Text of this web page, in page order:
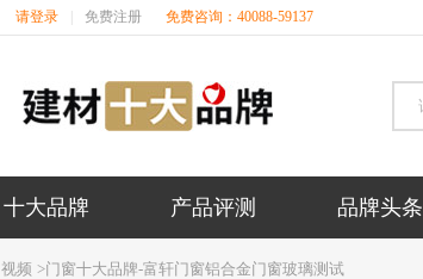
请登录 免费注册 免费咨询：40088-59137
十大品牌 产品评测 品牌头条
视频 >门窗十大品牌-富轩门窗铝合金门窗玻璃测试